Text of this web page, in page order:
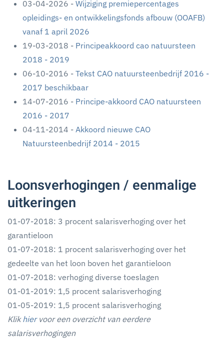
03-04-2026 - Wijziging premiepercentages
opleidings- en ontwikkelingsfonds afbouw (OOAFB)
vanaf 1 april 2026
19-03-2018 - Principeakkoord cao natuursteen
2018 - 2019
06-10-2016 - Tekst CAO natuursteenbedrijf 2016 -
2017 beschikbaar
14-07-2016 - Principe-akkoord CAO natuursteen
2016 - 2017
04-11-2014 - Akkoord nieuwe CAO
Natuursteenbedrijf 2014 - 2015
Loonsverhogingen / eenmalige
uitkeringen
01-07-2018: 3 procent salarisverhoging over het
garantieloon
01-07-2018: 1 procent salarisverhoging over het
gedeelte van het loon boven het garantieloon
01-07-2018: verhoging diverse toeslagen
01-01-2019: 1,5 procent salarisverhoging
01-05-2019: 1,5 procent salarisverhoging
Klikhiervoor een overzicht van eerdere
salarisverhogingen